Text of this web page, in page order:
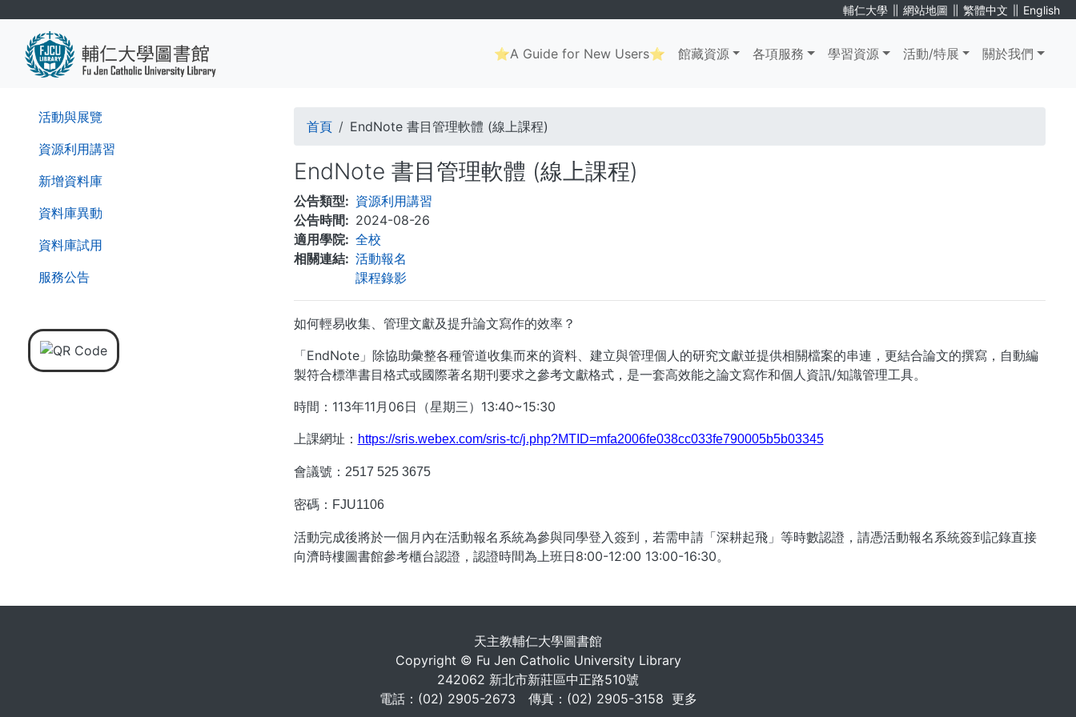
輔仁大學 ∥ 網站地圖 ∥ 繁體中文 ∥ English
Main
navigation
⭐A Guide for New Users⭐ 館藏資源 各項服務 學習資源 活動/特展 關於我們
活動與展覽
資源利用講習
新增資料庫
資料庫異動
資料庫試用
服務公告
導
連
結
首頁 EndNote 書目管理軟體 (線上課程)
EndNote 書目管理軟體 (線上課程)
公告類型
資源利用講習
公告時間
2024-08-26
適用學院
全校
相關連結
活動報名
課程錄影
如何輕易收集、管理文獻及提升論文寫作的效率？
「EndNote」除協助彙整各種管道收集而來的資料、建立與管理個人的研究文獻並提供相關檔案的串連，更結合論文的撰寫，自動編
製符合標準書目格式或國際著名期刊要求之參考文獻格式，是一套高效能之論文寫作和個人資訊/知識管理工具。
時間：113年11月06日（星期三）13:40~15:30
上課網址： https://sris.webex.com/sris-tc/j.php?MTID=mfa2006fe038cc033fe790005b5b03345
會議號： 2517 525 3675
密碼： FJU1106
活動完成後將於一個月內在活動報名系統為參與同學登入簽到，若需申請「深耕起飛」等時數認證，請憑活動報名系統簽到記錄直接
向濟時樓圖書館參考櫃台認證，認證時間為上班日8:00-12:00 13:00-16:30。
天主教輔仁大學圖書館
Copyright © Fu Jen Catholic University Library
242062 新北市新莊區中正路510號
電話：(02) 2905-2673 傳真：(02) 2905-3158 更多